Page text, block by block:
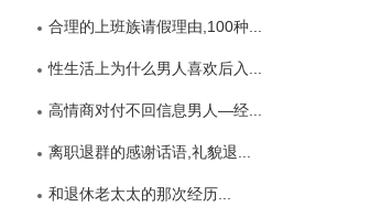
合理的上班族请假理由,100种...
性生活上为什么男人喜欢后入...
高情商对付不回信息男人—经...
离职退群的感谢话语,礼貌退...
和退休老太太的那次经历...